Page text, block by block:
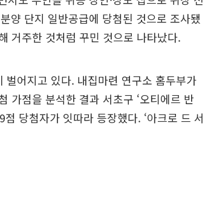
양 단지 일반공급에 당첨된 것으로 조사됐
거주한 것처럼 꾸민 것으로 나타났다.
벌어지고 있다. 내집마련 연구소 홈두부가
가점을 분석한 결과 서초구 ‘오티에르 반
당첨자가 잇따라 등장했다. ‘아크로 드 서